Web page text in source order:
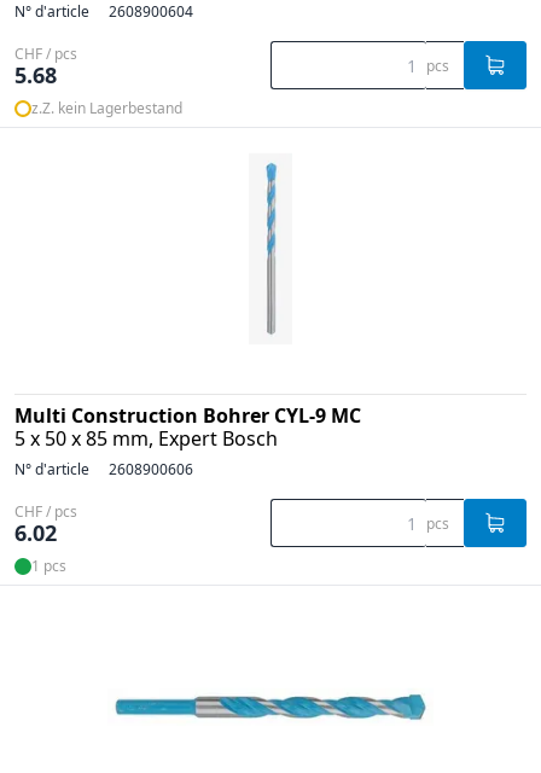
N° d'article 2608900604
CHF / pcs
5.68 pcs
z.Z. kein Lagerbestand
Multi Construction Bohrer CYL-9 MC
5 x 50 x 85 mm, Expert Bosch
N° d'article 2608900606
CHF / pcs
6.02 pcs
1 pcs